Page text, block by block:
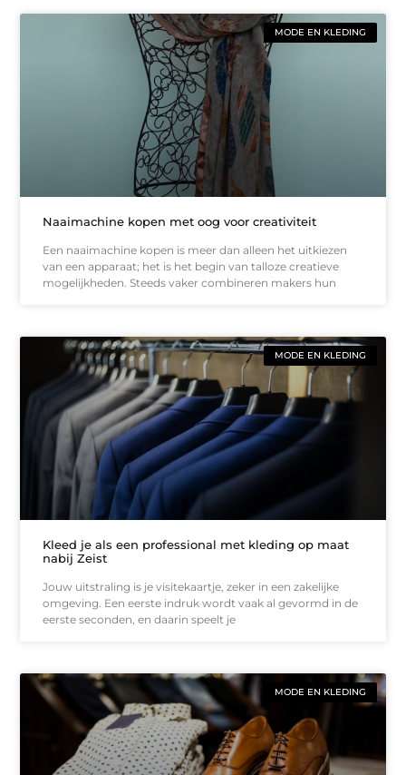
MODE EN KLEDING
Naaimachine kopen met oog voor creativiteit
Een naaimachine kopen is meer dan alleen het uitkiezen
van een apparaat; het is het begin van talloze creatieve
mogelijkheden. Steeds vaker combineren makers hun
MODE EN KLEDING
Kleed je als een professional met kleding op maat
nabij Zeist
Jouw uitstraling is je visitekaartje, zeker in een zakelijke
omgeving. Een eerste indruk wordt vaak al gevormd in de
eerste seconden, en daarin speelt je
MODE EN KLEDING